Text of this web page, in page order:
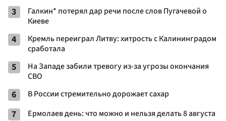
3
Галкин* потерял дар речи после слов Пугачевой о
Киеве
4
Кремль переиграл Литву: хитрость с Калининградом
сработала
5
На Западе забили тревогу из-за угрозы окончания
СВО
6 В России стремительно дорожает сахар
7 Ермолаев день: что можно и нельзя делать 8 августа